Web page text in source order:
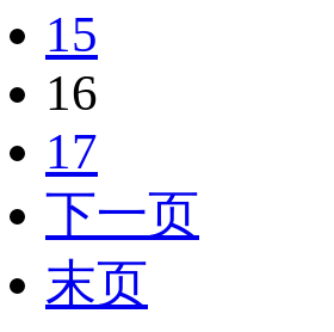
15
16
17
下一页
末页